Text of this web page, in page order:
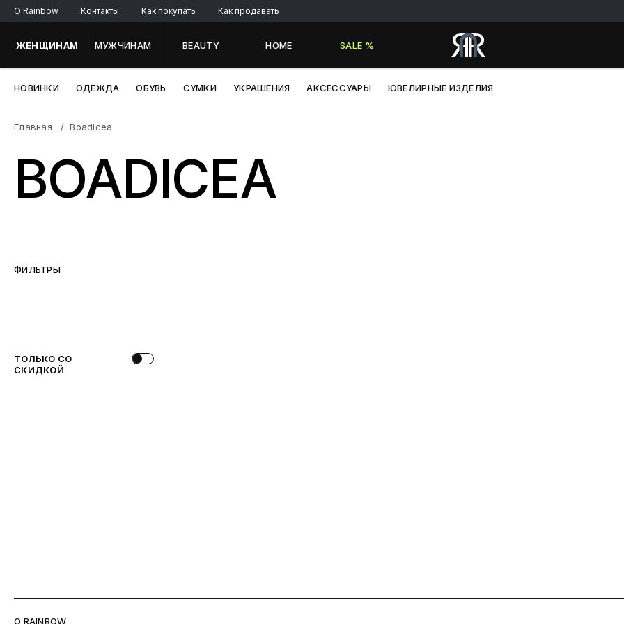
O Rainbow Контакты Как покупать Как продавать
ЖЕНЩИНАМ МУЖЧИНАМ BEAUTY HOME SALE %
НОВИНКИ ОДЕЖДА ОБУВЬ СУМКИ УКРАШЕНИЯ АКСЕССУАРЫ ЮВЕЛИРНЫЕ ИЗДЕЛИЯ
Главная Boadicea
BOADICEA
ФИЛЬТРЫ
ТОЛЬКО СО
СКИДКОЙ
O RAINBOW